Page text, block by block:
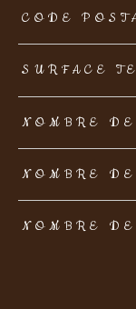
CODE
SURFACE
NOMBRE
NOMBRE
NOMBRE